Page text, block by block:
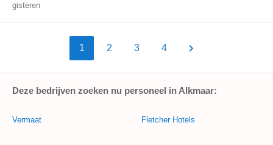
gisteren
1 2 3 4
Deze bedrijven zoeken nu personeel in Alkmaar:
Vermaat Fletcher Hotels